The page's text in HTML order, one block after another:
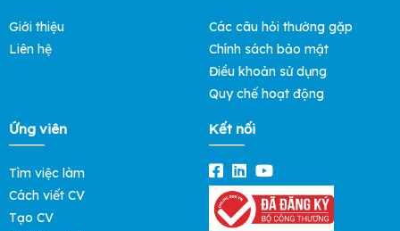
Giới thiệu
Liên hệ
Các câu hỏi thường gặp
Chính sách bảo mật
Điều khoản sử dụng
Quy chế hoạt động
Ứng viên
Tìm việc làm
Cách viết CV
Tạo CV
Kết nối